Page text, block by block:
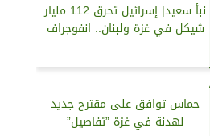
نبأ سعيد| إسرائيل تحرق 112 مليار
شيكل في غزة ولبنان.. انفوجراف
حماس توافق على مقترح جديد
لهدنة في غزة ”تفاصيل”